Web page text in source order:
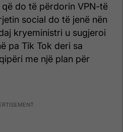
do të përdorin VPN-të
social do të jenë nën
kryeministri u sugjeroi
pa Tik Tok deri sa
me një plan për